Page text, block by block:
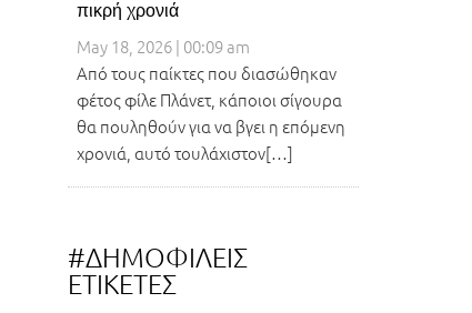
πικρή χρονιά
May 18, 2026 | 00:09 am
Από τους παίκτες που διασώθηκαν
φέτος φίλε Πλάνετ, κάποιοι σίγουρα
θα πουληθούν για να βγει η επόμενη
χρονιά, αυτό τουλάχιστον[…]
#ΔΗΜΟΦΙΛΕΙΣ
ΕΤΙΚΕΤΕΣ